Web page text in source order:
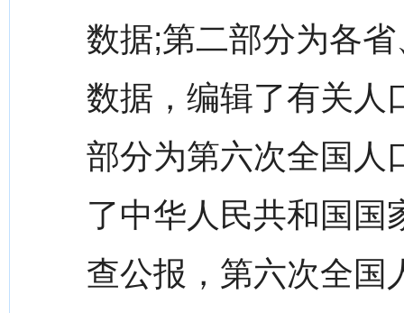
数据;第二部分为各
数据，编辑了有关人
部分为第六次全国人
了中华人民共和国国
查公报，第六次全国